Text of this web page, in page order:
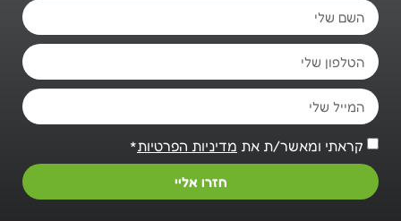
קראתי ומאשר/ת את מדיניות הפרטיות*
חזרו אליי